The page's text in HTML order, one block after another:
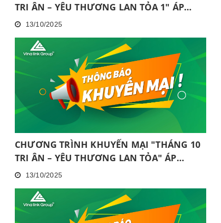
TRI ÂN – YÊU THƯƠNG LAN TỎA 1" ÁP
DỤNG TẠI HỒ CHÍ MINH
13/10/2025
CHƯƠNG TRÌNH KHUYẾN MẠI "THÁNG 10
TRI ÂN – YÊU THƯƠNG LAN TỎA" ÁP
DỤNG TẠI HÀ NỘI
13/10/2025